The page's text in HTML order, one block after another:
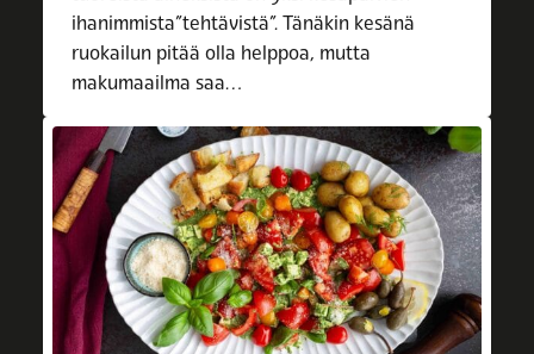
ihanimmista”tehtävistä”. Tänäkin kesänä
ruokailun pitää olla helppoa, mutta
makumaailma saa…